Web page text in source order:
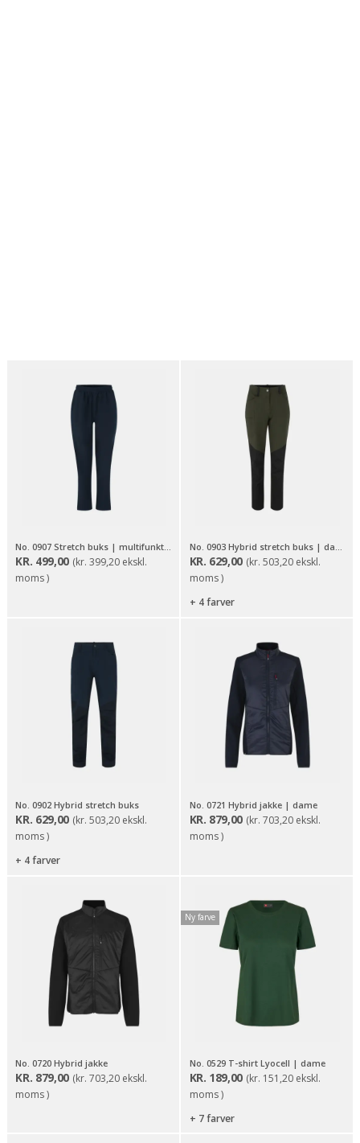
No. 0907 Stretch buks | multifunktionel | unisex
KR. 499,00 (kr. 399,20ekskl.
moms )
No. 0903 Hybrid stretch buks | dame
KR. 629,00 (kr. 503,20ekskl.
moms )
+ 4 farver
No. 0902 Hybrid stretch buks
KR. 629,00 (kr. 503,20ekskl.
moms )
+ 4 farver
No. 0721 Hybrid jakke | dame
KR. 879,00 (kr. 703,20ekskl.
moms )
No. 0720 Hybrid jakke
KR. 879,00 (kr. 703,20ekskl.
moms )
Ny farve
No. 0529 T-shirt Lyocell | dame
KR. 189,00 (kr. 151,20ekskl.
moms )
+ 7 farver